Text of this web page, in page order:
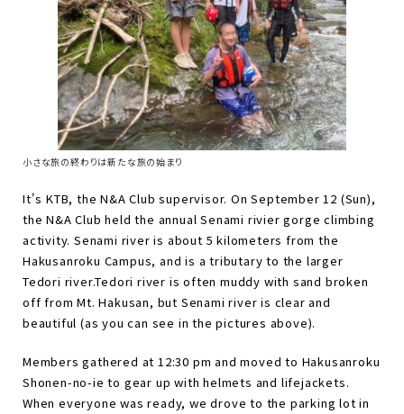
小さな旅の終わりは新たな旅の始まり
It's KTB, the N&A Club supervisor. On September 12 (Sun),
the N&A Club held the annual Senami rivier gorge climbing
activity. Senami river is about 5 kilometers from the
Hakusanroku Campus, and is a tributary to the larger
Tedori river.Tedori river is often muddy with sand broken
off from Mt. Hakusan, but Senami river is clear and
beautiful (as you can see in the pictures above).
Members gathered at 12:30 pm and moved to Hakusanroku
Shonen-no-ie to gear up with helmets and lifejackets.
When everyone was ready, we drove to the parking lot in